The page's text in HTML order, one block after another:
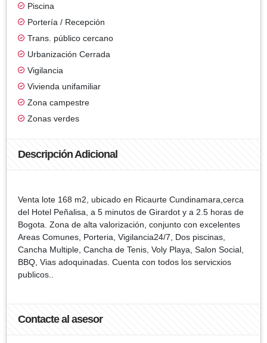
Piscina
Portería / Recepción
Trans. público cercano
Urbanización Cerrada
Vigilancia
Vivienda unifamiliar
Zona campestre
Zonas verdes
Descripción Adicional
Venta lote 168 m2, ubicado en Ricaurte Cundinamara,cerca
del Hotel Peñalisa, a 5 minutos de Girardot y a 2.5 horas de
Bogota. Zona de alta valorización, conjunto con excelentes
Areas Comunes, Porteria, Vigilancia24/7, Dos piscinas,
Cancha Multiple, Cancha de Tenis, Voly Playa, Salon Social,
BBQ, Vias adoquinadas. Cuenta con todos los servicxios
publicos..
Contacte al asesor